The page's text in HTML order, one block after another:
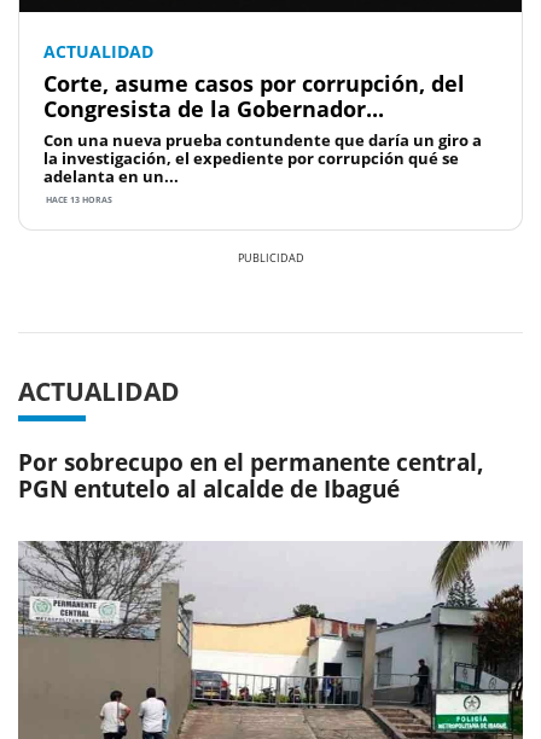
ACTUALIDAD
Corte, asume casos por corrupción, del
Congresista de la Gobernador...
Con una nueva prueba contundente que daría un giro a
la investigación, el expediente por corrupción qué se
adelanta en un...
HACE 13 HORAS
ACTUALIDAD
Por sobrecupo en el permanente central,
PGN entutelo al alcalde de Ibagué